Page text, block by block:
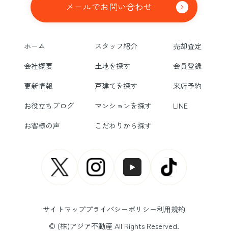
メールでお問い合わせ
ホーム スタッフ紹介
売却査定
会社概要
土地を探す
会員登録
更新情報
戸建てを探す
来店予約
お役立ちブログ
マンションを探す
LINE
お客様の声
こだわりから探す
サイトマッププライバシーポリシー利用規約
© (株)アジア不動産 All Rights Reserved.